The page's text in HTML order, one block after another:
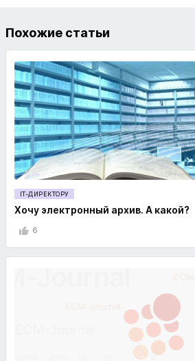
Похожие статьи
IT-ДИРЕКТОРУ
Хочу электронный архив. А какой?
6